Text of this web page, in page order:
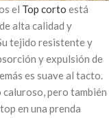
el Top corto está
alta calidad y
tejido resistente y
y expulsión de
es suave al tacto.
pero también
en una prenda